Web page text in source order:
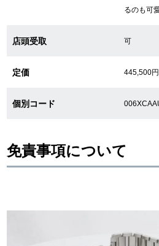
るのも可
店頭受取 可
定価 445,500円
個別コード
免責事項について
また、メーカーにてマイナーチェンジがなさ